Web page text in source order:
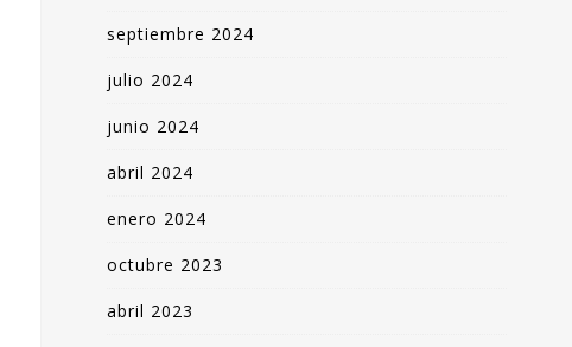
septiembre 2024
julio 2024
junio 2024
abril 2024
enero 2024
octubre 2023
abril 2023